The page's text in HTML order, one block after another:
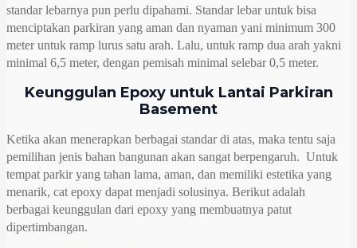
standar lebarnya pun perlu dipahami. Standar lebar untuk bisa
menciptakan parkiran yang aman dan nyaman yani minimum 300
meter untuk ramp lurus satu arah. Lalu, untuk ramp dua arah yakni
minimal 6,5 meter, dengan pemisah minimal selebar 0,5 meter.
Keunggulan Epoxy untuk Lantai Parkiran
Basement
Ketika akan menerapkan berbagai standar di atas, maka tentu saja
pemilihan jenis bahan bangunan akan sangat berpengaruh. Untuk
tempat parkir yang tahan lama, aman, dan memiliki estetika yang
menarik, cat epoxy dapat menjadi solusinya. Berikut adalah
berbagai keunggulan dari epoxy yang membuatnya patut
dipertimbangan.